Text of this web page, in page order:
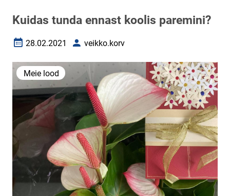
Kuidas tunda ennast koolis paremini?
Loomise kuupäev
28.02.2021 Autorveikko.korv
Meie lood